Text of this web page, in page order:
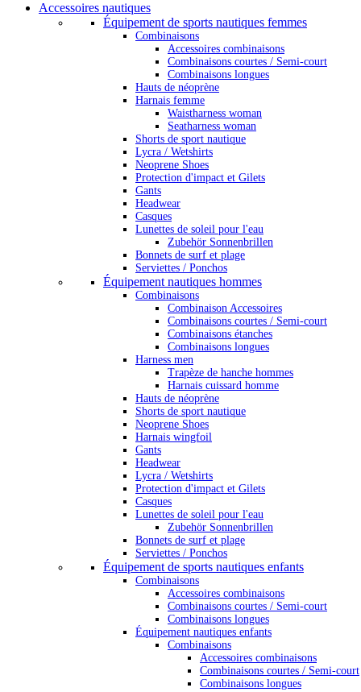
Accessoires nautiques
Équipement de sports nautiques femmes
Combinaisons
Accessoires combinaisons
Combinaisons courtes / Semi-court
Combinaisons longues
Hauts de néoprène
Harnais femme
Waistharness woman
Seatharness woman
Shorts de sport nautique
Lycra / Wetshirts
Neoprene Shoes
Protection d'impact et Gilets
Gants
Headwear
Casques
Lunettes de soleil pour l'eau
Zubehör Sonnenbrillen
Bonnets de surf et plage
Serviettes / Ponchos
Équipement nautiques hommes
Combinaisons
Combinaison Accessoires
Combinaisons courtes / Semi-court
Combinaisons étanches
Combinaisons longues
Harness men
Trapèze de hanche hommes
Harnais cuissard homme
Hauts de néoprène
Shorts de sport nautique
Neoprene Shoes
Harnais wingfoil
Gants
Headwear
Lycra / Wetshirts
Protection d'impact et Gilets
Casques
Lunettes de soleil pour l'eau
Zubehör Sonnenbrillen
Bonnets de surf et plage
Serviettes / Ponchos
Équipement de sports nautiques enfants
Combinaisons
Accessoires combinaisons
Combinaisons courtes / Semi-court
Combinaisons longues
Équipement nautiques enfants
Combinaisons
Accessoires combinaisons
Combinaisons courtes / Semi-court
Combinaisons longues